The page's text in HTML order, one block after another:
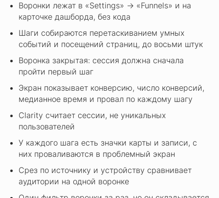
Воронки лежат в «Settings» → «Funnels» и на
карточке дашборда, без кода
Шаги собираются перетаскиванием умных
событий и посещений страниц, до восьми штук
Воронка закрытая: сессия должна сначала
пройти первый шаг
Экран показывает конверсию, число конверсий,
медианное время и провал по каждому шагу
Clarity считает сессии, не уникальных
пользователей
У каждого шага есть значки карты и записи, с
них проваливаются в проблемный экран
Срез по источнику и устройству сравнивает
аудитории на одной воронке